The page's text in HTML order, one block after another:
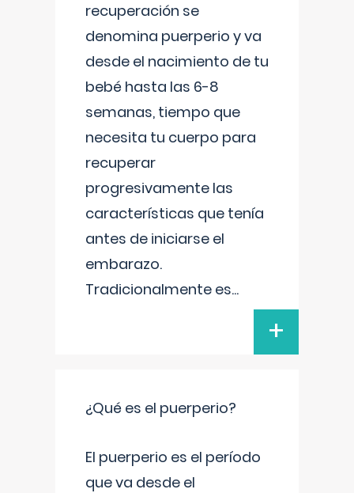
recuperación se
denomina puerperio y va
desde el nacimiento de tu
bebé hasta las 6-8
semanas, tiempo que
necesita tu cuerpo para
recuperar
progresivamente las
características que tenía
antes de iniciarse el
embarazo.
Tradicionalmente es...
+
¿Qué es el puerperio?
El puerperio es el período
que va desde el